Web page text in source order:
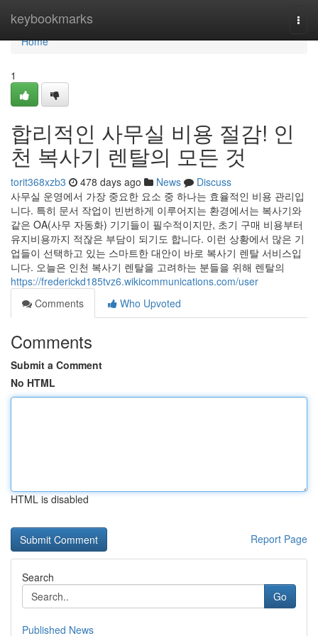
keybookmarks
Home
Home
1
합리적인 사무실 비용 절감! 인
천 복사기 렌탈의 모든 것
torit368xzb3 478 days ago News
Discuss
사무실 운영에서 가장 중요한 요소 중 하나는 효율적인 비용 관리입
니다. 특히 문서 작업이 빈번하게 이루어지는 환경에서는 복사기와
같은 OA(사무 자동화) 기기들이 필수적이지만, 초기 구매 비용부터
유지비용까지 적잖은 부담이 되기도 합니다. 이런 상황에서 많은 기
업들이 선택하고 있는 스마트한 대안이 바로 복사기 렌탈 서비스입
니다. 오늘은 인천 복사기 렌탈을 고려하는 분들을 위해 렌탈의
https://frederickd185tvz6.wikicommunications.com/user
Comments
Who Upvoted
Comments
Submit a Comment
No HTML
HTML is disabled
Report Page
Search
Go
Published News